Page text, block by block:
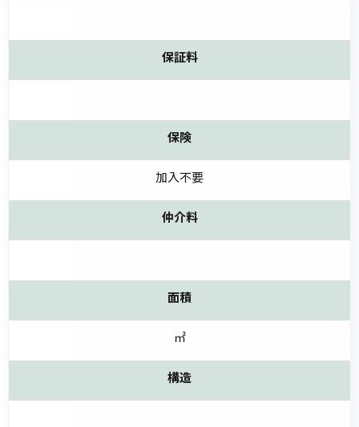
保証料
保険
加入不要
仲介料
面積
㎡
構造